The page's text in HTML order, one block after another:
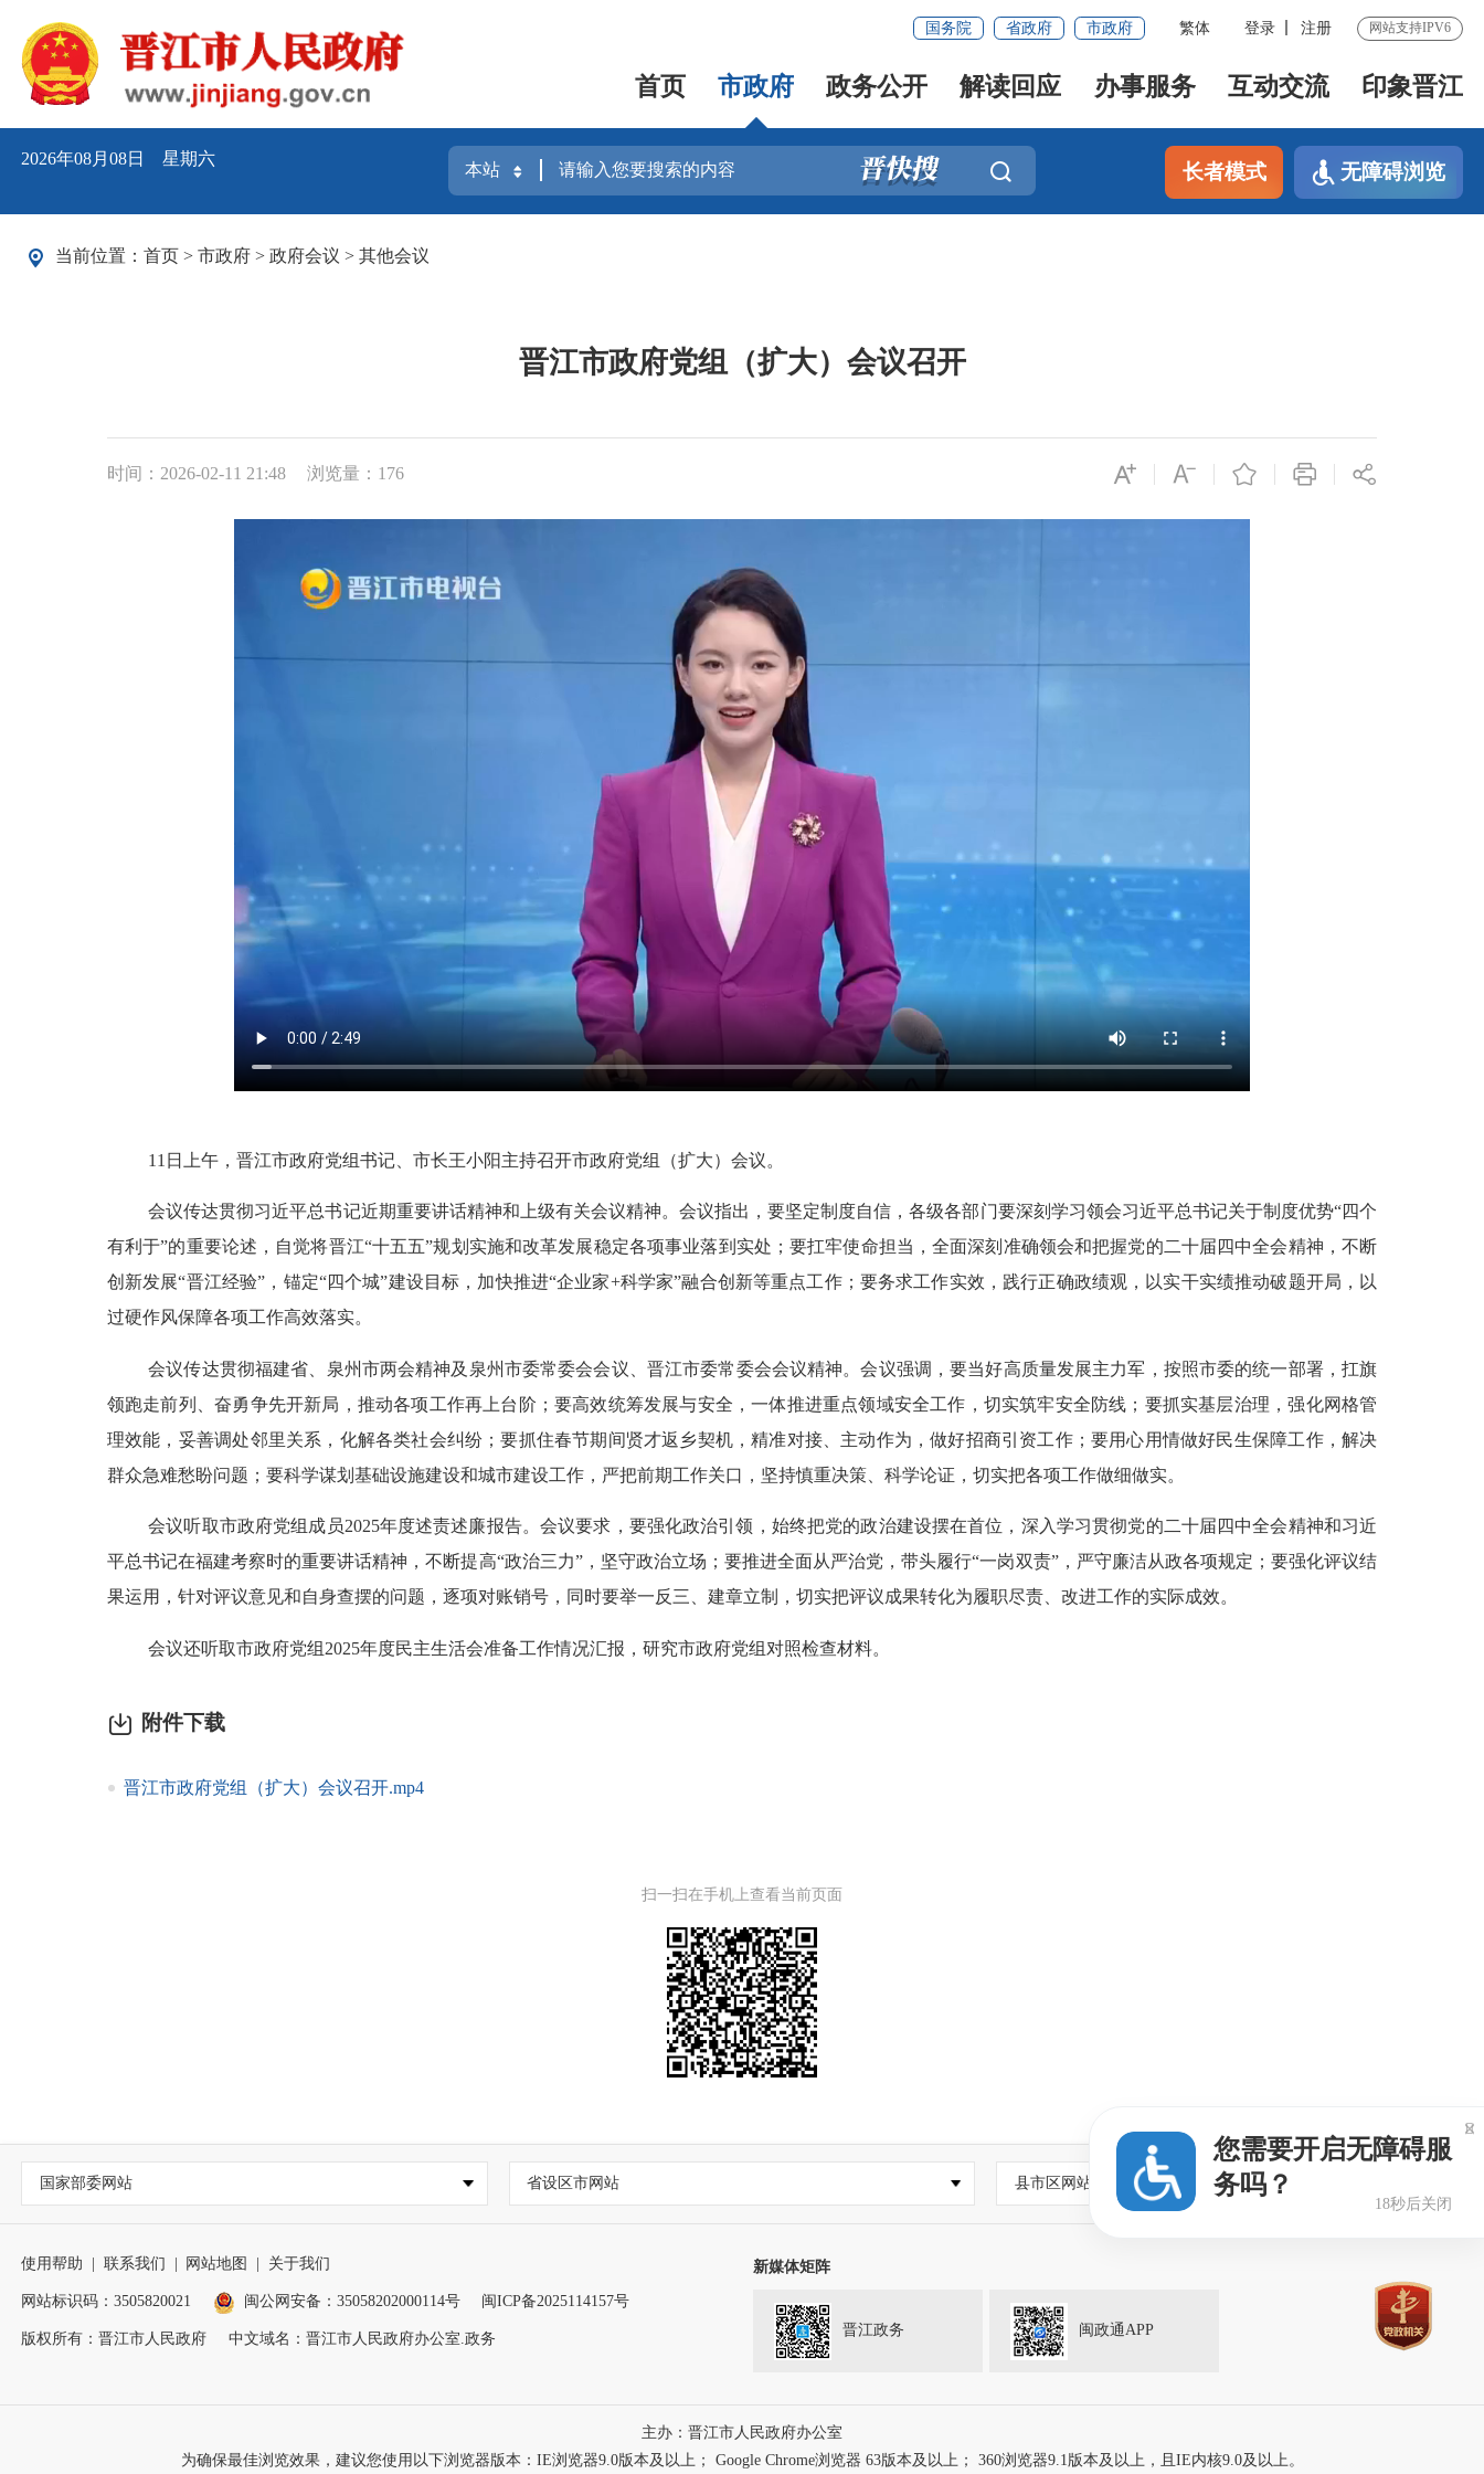
国务院 省政府 市政府 繁体 登录 注册 网站支持IPV6
首页 市政府 政务公开 解读回应 办事服务 互动交流 印象晋江
2026年08月08日 星期六
长者模式 无障碍浏览
当前位置： 首页 > 市政府 > 政府会议 > 其他会议
晋江市政府党组（扩大）会议召开
时间：2026-02-11 21:48 浏览量： 176
11日上午，晋江市政府党组书记、市长王小阳主持召开市政府党组（扩大）会议。
会议传达贯彻习近平总书记近期重要讲话精神和上级有关会议精神。会议指出，要坚定制度自信，各级各部门要深刻学习领会习近平总书记关于制度优势“四个
有利于”的重要论述，自觉将晋江“十五五”规划实施和改革发展稳定各项事业落到实处；要扛牢使命担当，全面深刻准确领会和把握党的二十届四中全会精神，不断
创新发展“晋江经验”，锚定“四个城”建设目标，加快推进“企业家+科学家”融合创新等重点工作；要务求工作实效，践行正确政绩观，以实干实绩推动破题开局，以
过硬作风保障各项工作高效落实。
会议传达贯彻福建省、泉州市两会精神及泉州市委常委会会议、晋江市委常委会会议精神。会议强调，要当好高质量发展主力军，按照市委的统一部署，扛旗
领跑走前列、奋勇争先开新局，推动各项工作再上台阶；要高效统筹发展与安全，一体推进重点领域安全工作，切实筑牢安全防线；要抓实基层治理，强化网格管
理效能，妥善调处邻里关系，化解各类社会纠纷；要抓住春节期间贤才返乡契机，精准对接、主动作为，做好招商引资工作；要用心用情做好民生保障工作，解决
群众急难愁盼问题；要科学谋划基础设施建设和城市建设工作，严把前期工作关口，坚持慎重决策、科学论证，切实把各项工作做细做实。
会议听取市政府党组成员2025年度述责述廉报告。会议要求，要强化政治引领，始终把党的政治建设摆在首位，深入学习贯彻党的二十届四中全会精神和习近
平总书记在福建考察时的重要讲话精神，不断提高“政治三力”，坚守政治立场；要推进全面从严治党，带头履行“一岗双责”，严守廉洁从政各项规定；要强化评议结
果运用，针对评议意见和自身查摆的问题，逐项对账销号，同时要举一反三、建章立制，切实把评议成果转化为履职尽责、改进工作的实际成效。
会议还听取市政府党组2025年度民主生活会准备工作情况汇报，研究市政府党组对照检查材料。
附件下载
晋江市政府党组（扩大）会议召开.mp4
扫一扫在手机上查看当前页面
国家部委网站 省设区市网站 县市区网站
使用帮助 联系我们 网站地图 关于我们
网站标识码：3505820021 闽公网安备：35058202000114号 闽ICP备2025114157号
版权所有：晋江市人民政府 中文域名：晋江市人民政府办公室.政务
新媒体矩阵
晋江政务 闽政通APP
主办：晋江市人民政府办公室
为确保最佳浏览效果，建议您使用以下浏览器版本：IE浏览器9.0版本及以上； Google Chrome浏览器 63版本及以上； 360浏览器9.1版本及以上，且IE内核9.0及以上。
您需要开启无障碍服
务吗？
18秒后关闭
